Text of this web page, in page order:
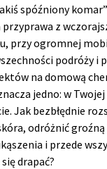
spóźniony
z
przy ogromnej
podróży i
na domową
jedno: w
Jak bezbłędnie
odróżnić
i przede
drapać?